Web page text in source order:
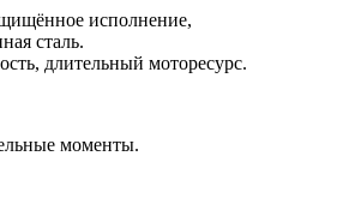
исполнение,
сталь.
длительный моторесурс.
моменты.